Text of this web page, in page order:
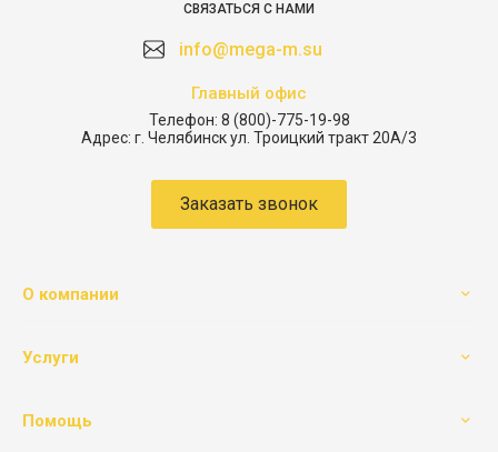
СВЯЗАТЬСЯ С НАМИ
info@mega-m.su
Главный офис
Телефон: 8 (800)-775-19-98
Адрес: г. Челябинск ул. Троицкий тракт 20А/3
Заказать звонок
О компании
Услуги
Помощь